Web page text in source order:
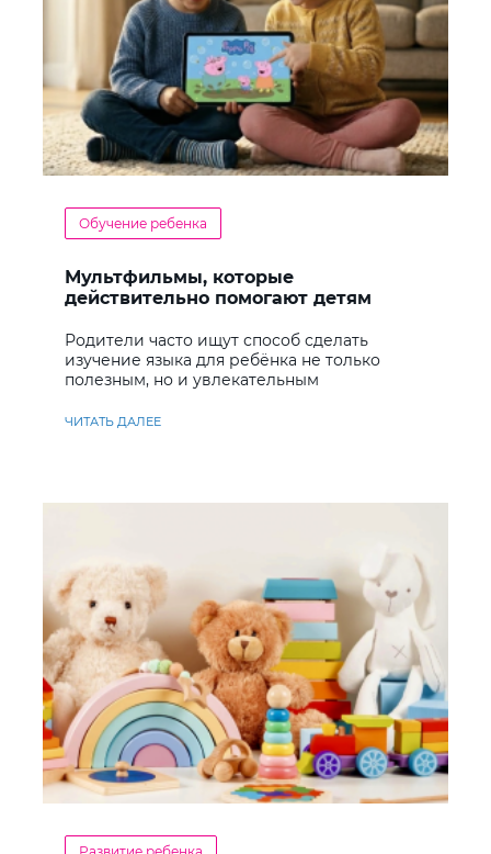
Обучение ребенка
Мультфильмы, которые
действительно помогают детям
Родители часто ищут способ сделать
изучение языка для ребёнка не только
полезным, но и увлекательным
ЧИТАТЬ ДАЛЕЕ